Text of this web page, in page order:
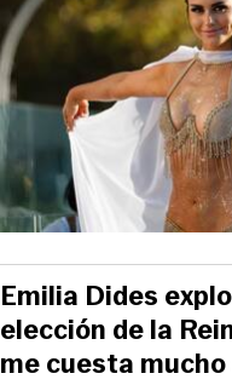
Emilia Dides
elección de la
me cuesta